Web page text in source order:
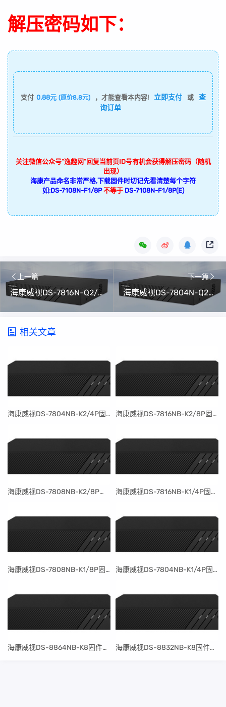
解压密码如下：
支付 0.88元 (原价8.8元) ，才能查看本内容! 立即支付 或
查
询订单
关注微信公众号“逸趣网”回复当前页ID号有机会获得解压密码（随机
出现）
海康产品命名非常严格,下载固件时切记先看清楚每个字符
如:DS-7108N-F1/8P 不等于 DS-7108N-F1/8P(E)
上一篇
海康威视DS-7816N-Q2/16N升级包V4.76.015 build 240125（可解绑萤石云）
下一篇
海康威视DS-7804N-Q2/4P升级包V4.76.015 build 240125（可解绑萤石云）
相关文章
​海康威视DS-7804NB-K2/4P固件升级包V4.30.097build240401 ​海康威视DS-7816NB-K2/8P固件升级包V4.30.097build240401
​海康威视DS-7808NB-K2/8P固件升级包V4.30.097build240401 ​海康威视DS-7816NB-K1/4P固件升级包V4.30.097build240401
​海康威视DS-7808NB-K1/8P固件升级包V4.30.097build240401 ​海康威视DS-7804NB-K1/4P固件升级包V4.30.097build240401
​海康威视DS-8864NB-K8固件升级包V4.30.097build240401 ​海康威视DS-8832NB-K8固件升级包V4.30.097build240401